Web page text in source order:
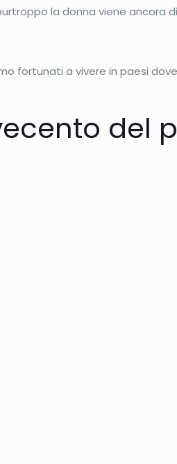
la donna viene ancora
fortunati a vivere in paesi
del